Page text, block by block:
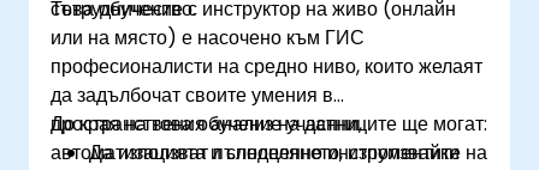
сътрудничество.
Това обучение с инструктор на живо (онлайн
или на място) е насочено към ГИС
професионалисти на средно ниво, които желаят
да задълбочат своите умения в
пространствения анализ на данни,
автоматизацията и споделянето, използвайки
До края на това обучение участниците ще могат:
Да използват пълноценно инструментите на